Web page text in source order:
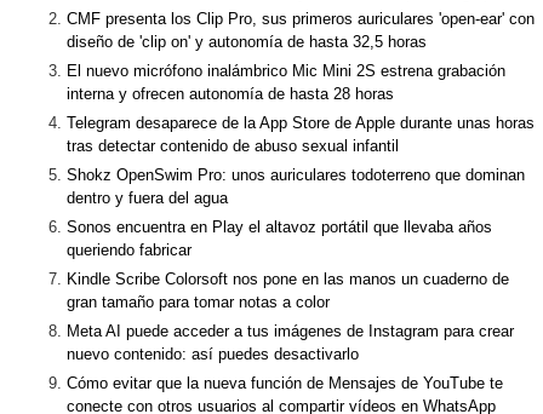
CMF presenta los Clip Pro, sus primeros auriculares 'open-ear' con
diseño de 'clip on' y autonomía de hasta 32,5 horas
El nuevo micrófono inalámbrico Mic Mini 2S estrena grabación
interna y ofrecen autonomía de hasta 28 horas
Telegram desaparece de la App Store de Apple durante unas horas
tras detectar contenido de abuso sexual infantil
Shokz OpenSwim Pro: unos auriculares todoterreno que dominan
dentro y fuera del agua
Sonos encuentra en Play el altavoz portátil que llevaba años
queriendo fabricar
Kindle Scribe Colorsoft nos pone en las manos un cuaderno de
gran tamaño para tomar notas a color
Meta AI puede acceder a tus imágenes de Instagram para crear
nuevo contenido: así puedes desactivarlo
Cómo evitar que la nueva función de Mensajes de YouTube te
conecte con otros usuarios al compartir vídeos en WhatsApp